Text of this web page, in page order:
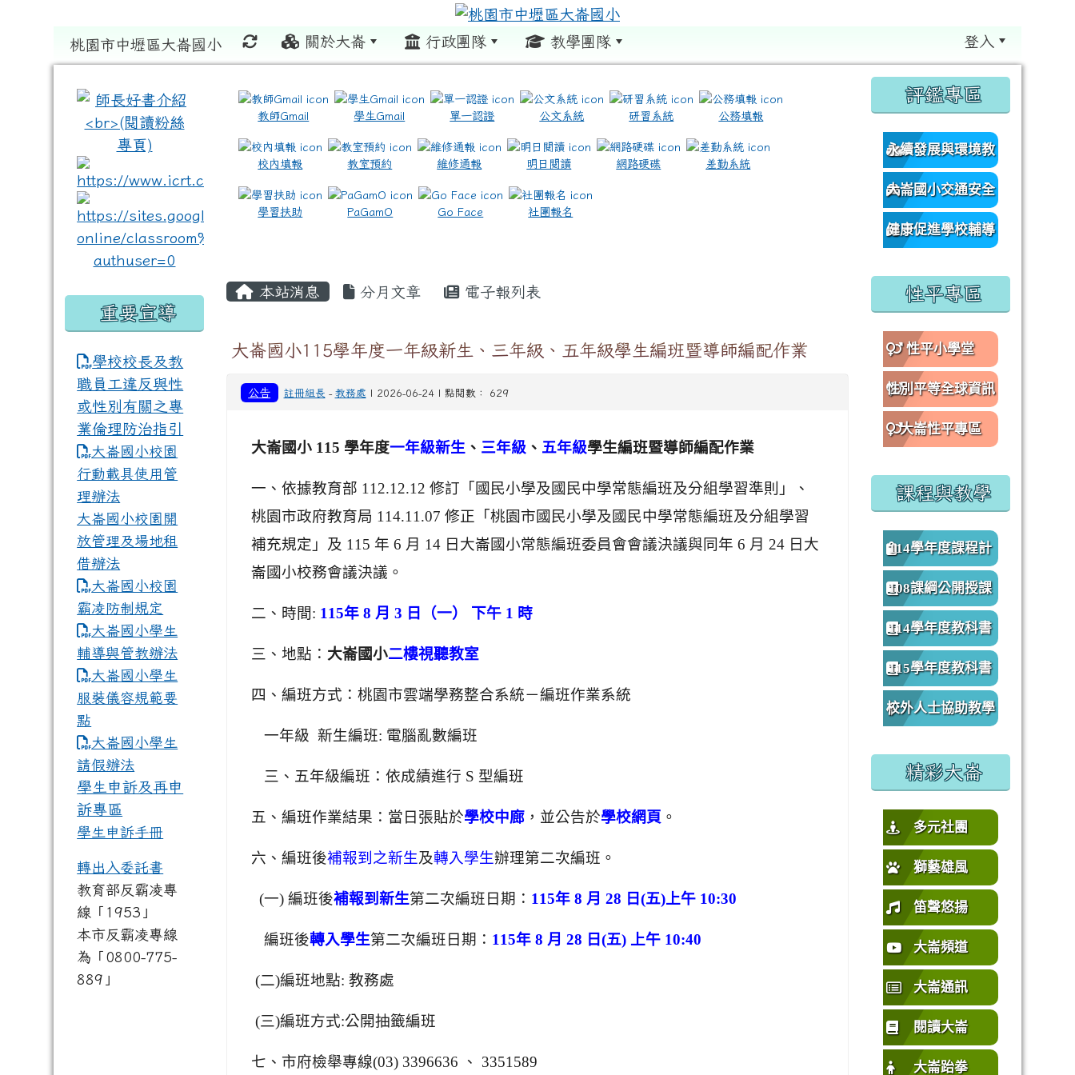
桃園市中壢區大崙國小 關於大崙 行政團隊 教學團隊 登入
教師Gmail 學生Gmail 單一認證 公文系統 研習系統 公務填報
校內填報 教室預約 維修通報 明日閱讀 網路硬碟 差勤系統
學習扶助 PaGamO Go Face 社團報名
本站消息 分月文章 電子報列表
大崙國小115學年度一年級新生、三年級、五年級學生編班暨導師編配作業
公告 註冊組長 - 教務處 | 2026-06-24 | 點閱數： 629
大崙國小 115 學年度一年級新生 、 三年級 、 五年級學生編班暨導師編配作業
一、依據教育部 112.12.12 修訂「國民小學及國民中學常態編班及分組學習準則」、
桃園市政府教育局 114.11.07 修正「桃園市國民小學及國民中學常態編班及分組學習
補充規定」及 115 年 6 月 14 日大崙國小常態編班委員會會議決議與同年 6 月 24 日大
崙國小校務會議決議。
二、時間: 115年 8 月 3 日（一） 下午 1 時
三、地點： 大崙國小二樓視聽教室
四、編班方式：桃園市雲端學務整合系統－編班作業系統
一年級 新生編班: 電腦亂數編班
三、五年級編班：依成績進行 S 型編班
五、編班作業結果：當日張貼於學校中廊，並公告於學校網頁 。
六、編班後補報到之新生及轉入學生辦理第二次編班。
(一) 編班後補報到新生第二次編班日期： 115年 8 月 28 日(五)上午 10:30
編班後轉入學生第二次編班日期： 115年 8 月 28 日(五) 上午 10:40
(二)編班地點: 教務處
(三)編班方式:公開抽籤編班
七、市府檢舉專線(03) 3396636 、 3351589
link to https://www.icrt.com.tw/ \ title=https://www.icrt.com.tw/
link to https://sites.google.com/m2.dles.tyc.edu.tw/learning-online/classroom%E9%80%A3%E7%B5%90?authuser=0 \
重要宣導
學校校長及教
職員工違反與性
或性別有關之專
業倫理防治指引
大崙國小校園
行動載具使用管
理辦法
大崙國小校園開
放管理及場地租
借辦法
大崙國小校園
霸凌防制規定
大崙國小學生
輔導與管教辦法
大崙國小學生
服裝儀容規範要
點
link to https://www.dles.tyc.edu.tw/uploads/tad_blocks/file/
大崙國小學生
請假辦法
學生申訴及再申
訴專區
學生申訴手冊
轉出入委託書
教育部反霸凌專
線「1953」
本市反霸凌專線
為「0800-775-
889」
:::
評鑑專區
永續發展與環境教
育資源網
大崙國小交通安全
網
健康促進學校輔導
性平專區
性平小學堂
性別平等全球資訊
網
大崙性平專區
課程與教學
114學年度課程計
畫
108課綱公開授課
專區
114學年度教科書
版本
115學年度教科書
版本
校外人士協助教學
精彩大崙
多元社團
獅藝雄風
笛聲悠揚
大崙頻道
大崙通訊
閱讀大崙
大崙跆拳